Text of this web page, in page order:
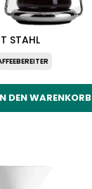
STAHL
DEN WARENKORB